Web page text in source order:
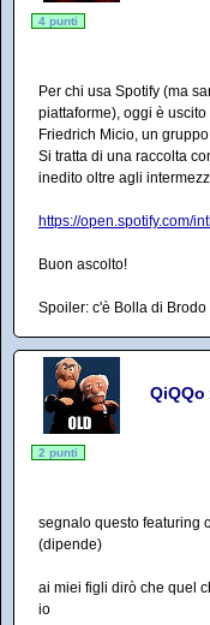
4 punti
Per chi usa Spotify (ma
piattaforme), oggi è
Friedrich Micio, un
Si tratta di una raccolta
inedito oltre agli
https://open.spotify.com/
Buon ascolto!
Spoiler: c'è Bolla di
QiQQo
2 punti
segnalo questo featuring
(dipende)
ai miei figli dirò che quel
io